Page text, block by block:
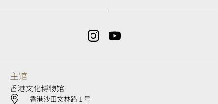
主馆
香港文化博物馆
香港沙田文林路 1 号